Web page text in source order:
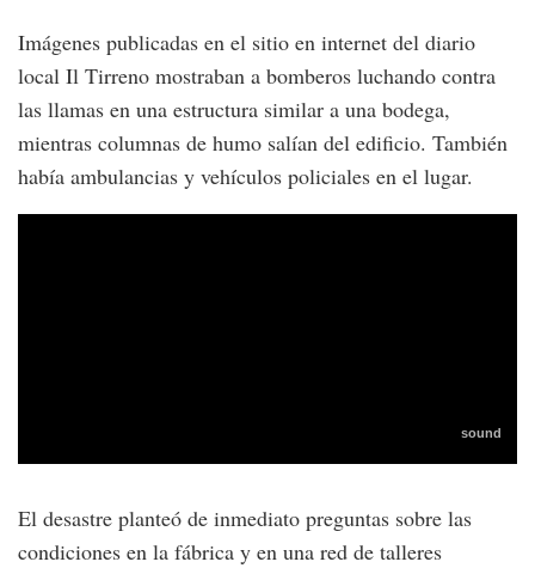
Imágenes publicadas en el sitio en internet del diario
local Il Tirreno mostraban a bomberos luchando contra
las llamas en una estructura similar a una bodega,
mientras columnas de humo salían del edificio. También
había ambulancias y vehículos policiales en el lugar.
El desastre planteó de inmediato preguntas sobre las
condiciones en la fábrica y en una red de talleres